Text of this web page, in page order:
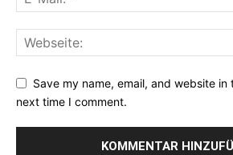
Save my name, email, and website
next time I comment.